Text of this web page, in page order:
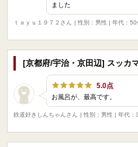
ました
ｔａｙｕ１９７２さん
| 性別：男性 | 年代：50
[京都府/宇治・京田辺] スッカ
5.0点
お風呂が、最高です。
鉄道好きしんちゃんさん
| 性別：男性 | 年代：